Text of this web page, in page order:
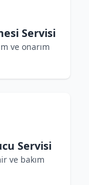
Servisi
ve onarım
Servisi
ve bakım